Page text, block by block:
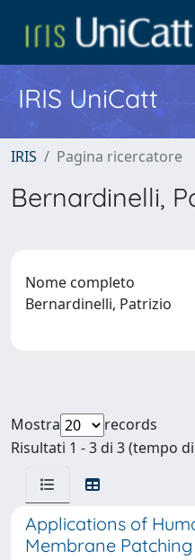
IRIS UniCatt
IRIS Pagina ricercatore
Bernardinelli,
Nome completo
Bernardinelli, Patrizio
Mostra
records
Risultati 1 - 3 di 3 (tempo
Applications of
Membrane